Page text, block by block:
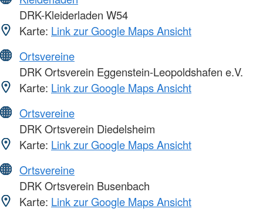
DRK-Kleiderladen W54
Karte: Link zur Google Maps Ansicht
Ortsvereine
DRK Ortsverein Eggenstein-Leopoldshafen e.V.
Karte: Link zur Google Maps Ansicht
Ortsvereine
DRK Ortsverein Diedelsheim
Karte: Link zur Google Maps Ansicht
Ortsvereine
DRK Ortsverein Busenbach
Karte: Link zur Google Maps Ansicht